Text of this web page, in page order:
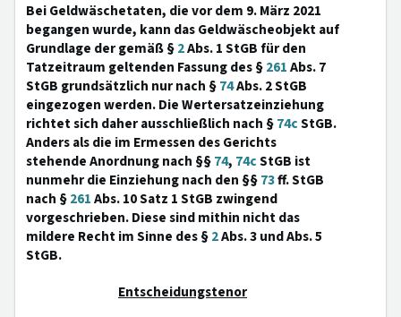
Bei Geldwäschetaten, die vor dem 9. März 2021
begangen wurde, kann das Geldwäscheobjekt auf
Grundlage der gemäß §2Abs. 1 StGB für den
Tatzeitraum geltenden Fassung des §261Abs. 7
StGB grundsätzlich nur nach §74Abs. 2 StGB
eingezogen werden. Die Wertersatzeinziehung
richtet sich daher ausschließlich nach §74cStGB.
Anders als die im Ermessen des Gerichts
stehende Anordnung nach §§74, 74cStGB ist
nunmehr die Einziehung nach den §§73ff. StGB
nach §261Abs. 10 Satz 1 StGB zwingend
vorgeschrieben. Diese sind mithin nicht das
mildere Recht im Sinne des §2Abs. 3 und Abs. 5
StGB.
Entscheidungstenor